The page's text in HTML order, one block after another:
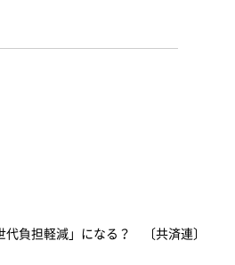
負担軽減」になる？ 〔共済連〕